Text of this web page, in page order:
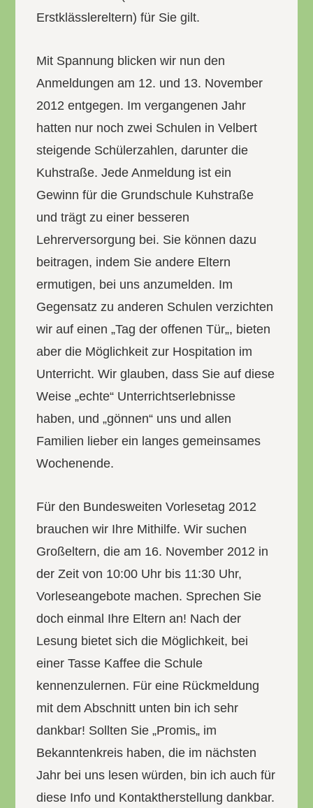
Erstklässlereltern) für Sie gilt.
Mit Spannung blicken wir nun den
Anmeldungen am 12. und 13. November
2012 entgegen. Im vergangenen Jahr
hatten nur noch zwei Schulen in Velbert
steigende Schülerzahlen, darunter die
Kuhstraße. Jede Anmeldung ist ein
Gewinn für die Grundschule Kuhstraße
und trägt zu einer besseren
Lehrerversorgung bei. Sie können dazu
beitragen, indem Sie andere Eltern
ermutigen, bei uns anzumelden. Im
Gegensatz zu anderen Schulen verzichten
wir auf einen „Tag der offenen Tür„, bieten
aber die Möglichkeit zur Hospitation im
Unterricht. Wir glauben, dass Sie auf diese
Weise „echte“ Unterrichtserlebnisse
haben, und „gönnen“ uns und allen
Familien lieber ein langes gemeinsames
Wochenende.
Für den Bundesweiten Vorlesetag 2012
brauchen wir Ihre Mithilfe. Wir suchen
Großeltern, die am 16. November 2012 in
der Zeit von 10:00 Uhr bis 11:30 Uhr,
Vorleseangebote machen. Sprechen Sie
doch einmal Ihre Eltern an! Nach der
Lesung bietet sich die Möglichkeit, bei
einer Tasse Kaffee die Schule
kennenzulernen. Für eine Rückmeldung
mit dem Abschnitt unten bin ich sehr
dankbar! Sollten Sie „Promis„ im
Bekanntenkreis haben, die im nächsten
Jahr bei uns lesen würden, bin ich auch für
diese Info und Kontaktherstellung dankbar.